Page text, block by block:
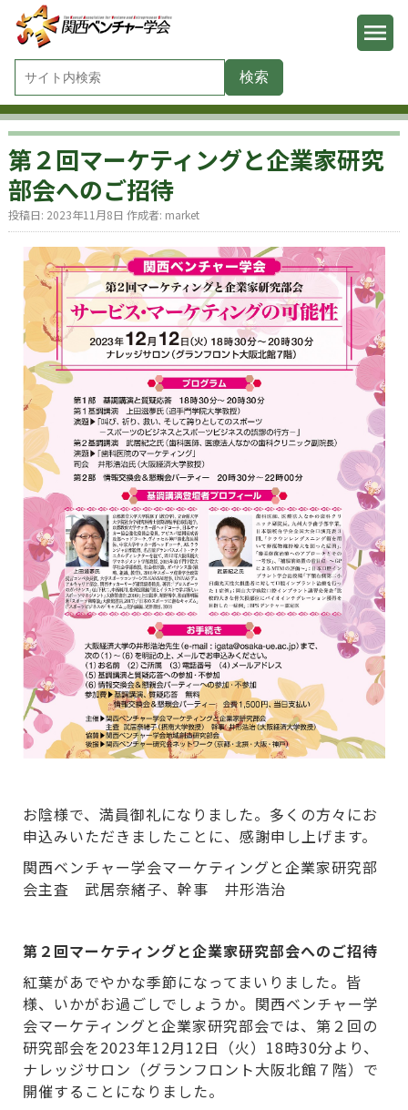
第２回マーケティングと企業家研究
部会へのご招待
投稿日: 2023年11月8日 作成者: market
お陰様で、満員御礼になりました。多くの方々にお
申込みいただきましたことに、感謝申し上げます。
関西ベンチャー学会マーケティングと企業家研究部
会主査 武居奈緒子、幹事 井形浩治
第２回マーケティングと企業家研究部会へのご招待
紅葉があでやかな季節になってまいりました。皆
様、いかがお過ごしでしょうか。関西ベンチャー学
会マーケティングと企業家研究部会では、第２回の
研究部会を2023年12月12日（火）18時30分より、
ナレッジサロン（グランフロント大阪北館７階）で
開催することになりました。